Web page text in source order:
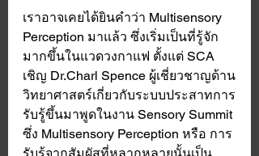
เราอาจเคยได้ยินคำว่า Multisensory
Perception มาแล้ว ซึ่งเริ่มเป็นที่รู้จัก
มากขึ้นในแวดวงกาแฟ ตั้งแต่ SCA
เชิญ Dr.Charl Spence ผู้เชี่ยวชาญด้าน
วิทยาศาสตร์เกี่ยวกับระบบประสาทการ
รับรู้ขึ้นมาพูดในงาน Sensory Summit
ซึ่ง Multisensory Perception หรือ การ